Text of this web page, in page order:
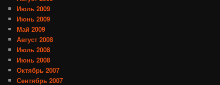
Июль 2009
Июнь 2009
Май 2009
Август 2008
Июль 2008
Июнь 2008
Октябрь 2007
Сентябрь 2007